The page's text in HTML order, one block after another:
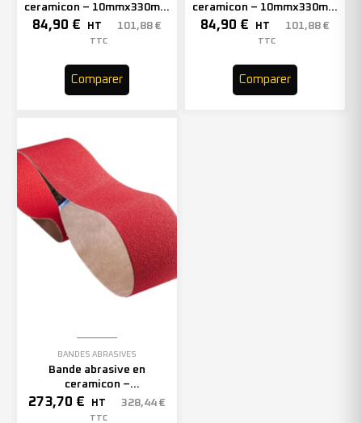
ceramicon – 10mmx330mm
– Grain 60 – 333002 (x50)
84,90 € HT 101,88 €
TTC
Comparer
ceramicon – 10mmx330mm
– Grain 80 – 333003 (x50)
84,90 € HT 101,88 €
TTC
Comparer
BANDES ABRASIVES
Bande abrasive en
ceramicon –
150mmx2000mm – Grain 40
– 305969 (x10)
273,70 € HT 328,44 €
TTC